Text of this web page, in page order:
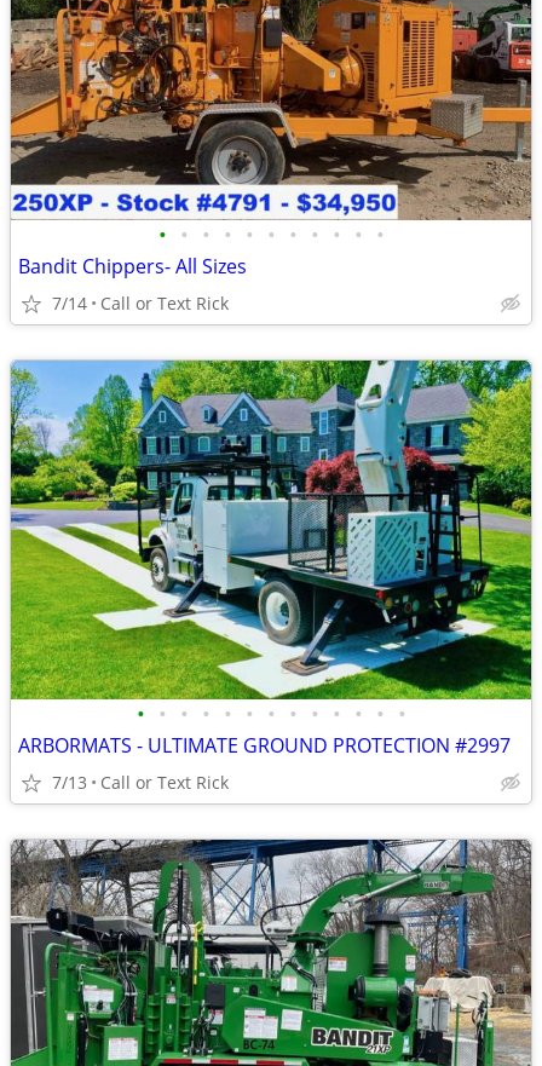
• • • • • • • • • • •
Bandit Chippers- All Sizes
7/14 Call or Text Rick
• • • • • • • • • • • • •
ARBORMATS - ULTIMATE GROUND PROTECTION #2997
7/13 Call or Text Rick